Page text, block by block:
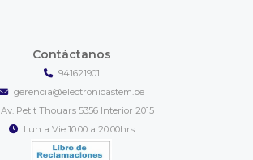
Contáctanos
941621901
gerencia@electronicastem.pe
Av. Petit Thouars 5356 Interior 2015
Lun a Vie 10:00 a 20:00hrs